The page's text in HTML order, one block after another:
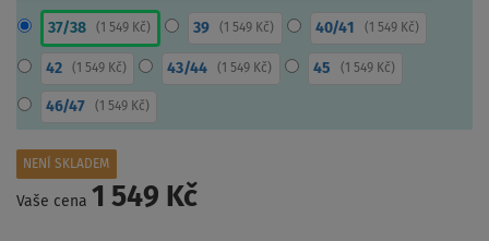
37/38 ( 1 549 Kč) 39 ( 1 549 Kč) 40/41 ( 1 549 Kč)
42 ( 1 549 Kč) 43/44 ( 1 549 Kč) 45 ( 1 549 Kč)
46/47 ( 1 549 Kč)
NENÍ SKLADEM
Vaše cena 1 549 Kč